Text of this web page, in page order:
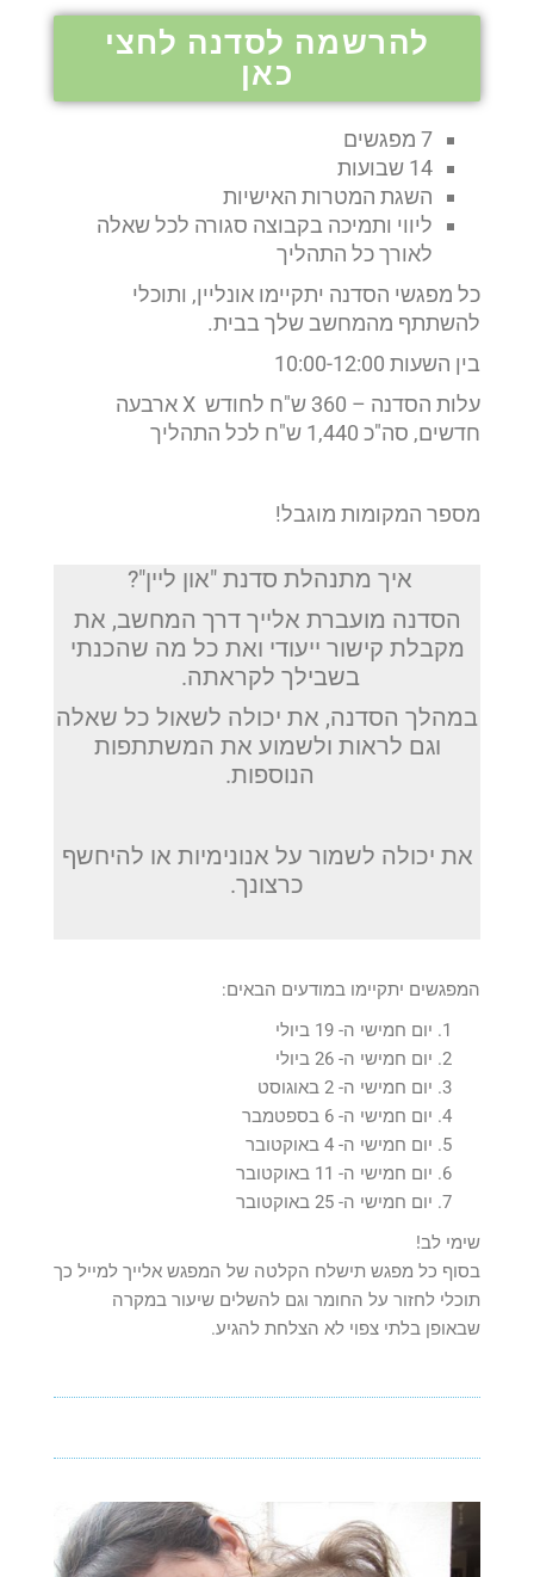
להרשמה לסדנה לחצי
כאן
7 מפגשים
14 שבועות
השגת המטרות האישיות
ליווי ותמיכה בקבוצה סגורה לכל שאלה
לאורך כל התהליך
כל מפגשי הסדנה יתקיימו אונליין, ותוכלי
להשתתף מהמחשב שלך בבית.
בין השעות 10:00-12:00
עלות הסדנה – 360 ש"ח לחודש X ארבעה
חדשים, סה"כ 1,440 ש"ח לכל התהליך
מספר המקומות מוגבל!
איך מתנהלת סדנת "און ליין"?
הסדנה מועברת אלייך דרך המחשב, את
מקבלת קישור ייעודי ואת כל מה שהכנתי
בשבילך לקראתה.
במהלך הסדנה, את יכולה לשאול כל שאלה
וגם לראות ולשמוע את המשתתפות
הנוספות.
את יכולה לשמור על אנונימיות או להיחשף
כרצונך.
המפגשים יתקיימו במודעים הבאים:
יום חמישי ה- 19 ביולי
יום חמישי ה- 26 ביולי
יום חמישי ה- 2 באוגוסט
יום חמישי ה- 6 בספטמבר
יום חמישי ה- 4 באוקטובר
יום חמישי ה- 11 באוקטובר
יום חמישי ה- 25 באוקטובר
שימי לב!
בסוף כל מפגש תישלח הקלטה של המפגש אלייך למייל כך
תוכלי לחזור על החומר וגם להשלים שיעור במקרה
שבאופן בלתי צפוי לא הצלחת להגיע.